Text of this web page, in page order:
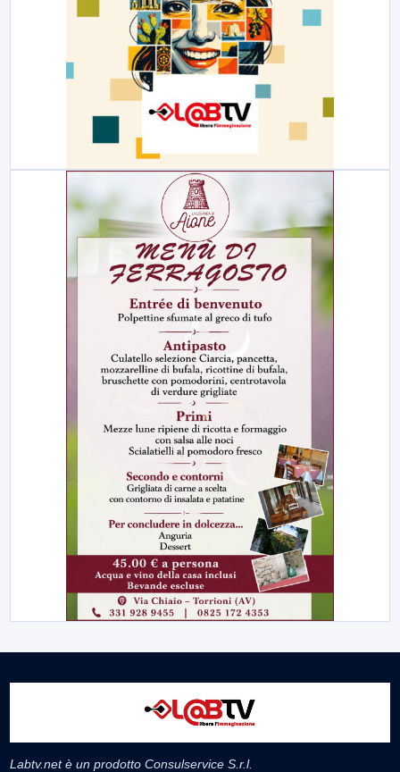
Labtv.net è un prodotto Consulservice S.r.l.